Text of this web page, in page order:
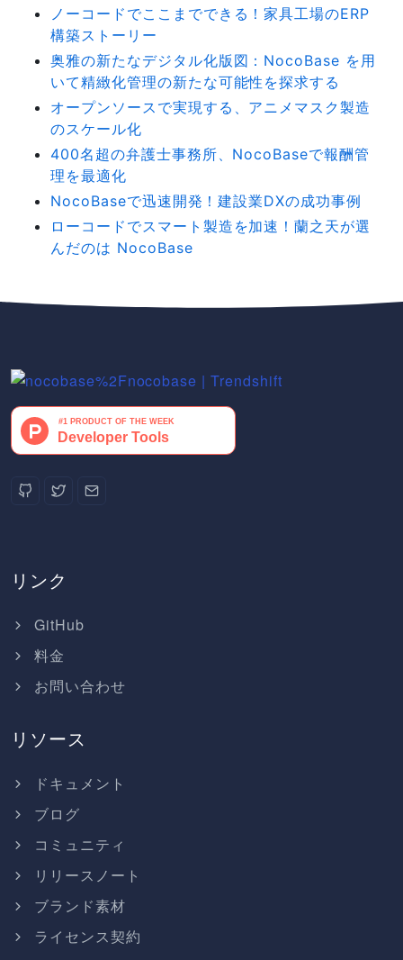
ノーコードでここまでできる！家具工場のERP
構築ストーリー
奥雅の新たなデジタル化版図：NocoBase を用
いて精緻化管理の新たな可能性を探求する
オープンソースで実現する、アニメマスク製造
のスケール化
400名超の弁護士事務所、NocoBaseで報酬管
理を最適化
NocoBaseで迅速開発！建設業DXの成功事例
ローコードでスマート製造を加速！蘭之天が選
んだのは NocoBase
リンク
GitHub
料金
お問い合わせ
リソース
ドキュメント
ブログ
コミュニティ
リリースノート
ブランド素材
ライセンス契約